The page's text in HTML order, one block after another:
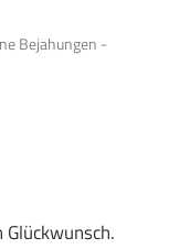
Bejahungen -